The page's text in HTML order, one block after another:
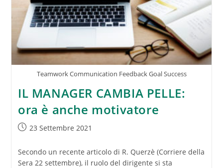
Teamwork Communication Feedback Goal Success
IL MANAGER CAMBIA PELLE:
ora è anche motivatore
Articolo23 Settembre 2021
Secondo un recente articolo di R. Querzè (Corriere della
Sera 22 settembre), il ruolo del dirigente si sta